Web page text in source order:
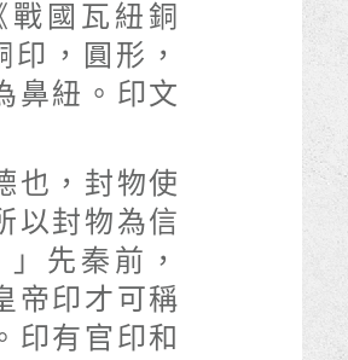
國瓦紐銅
，圓形，
鼻紐。印文
也，封物使
以封物為信
先秦前，
帝印才可稱
印有官印和